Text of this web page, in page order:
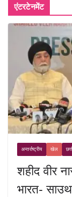
एंटरटेनमेंट
अन्तर्राष्ट्रीय खेल
शहीद वीर
भारत-